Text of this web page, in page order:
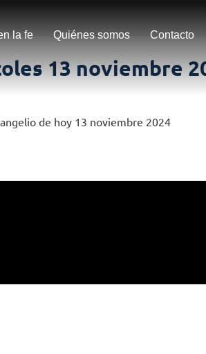
la fe Quiénes somos Contacto
13 noviembre
de hoy 13 noviembre 2024